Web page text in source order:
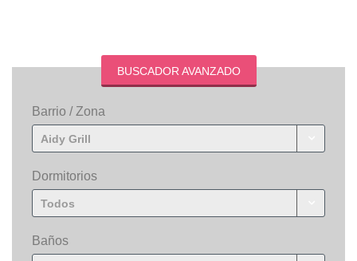
BUSCADOR AVANZADO
Barrio / Zona
Aidy Grill
Dormitorios
Todos
Baños